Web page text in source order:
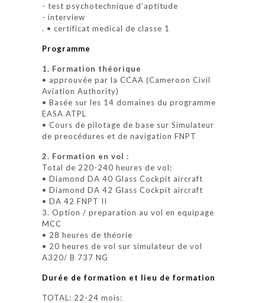
- test psychotechnique d’aptitude
- interview
. • certificat medical de classe 1
Programme
1. Formation théorique
• approuvée par la CCAA (Cameroon Civil
Aviation Authority)
• Basée sur les 14 domaines du programme
EASA ATPL
• Cours de pilotage de base sur Simulateur
de preocédures et de navigation FNPT
2. Formation en vol :
Total de 220-240 heures de vol:
• Diamond DA 40 Glass Cockpit aircraft
• Diamond DA 42 Glass Cockpit aircraft
• DA 42 FNPT II
3. Option / preparation au vol en equipage
MCC
• 28 heures de théorie
• 20 heures de vol sur simulateur de vol
A320/ B 737 NG
Durée de formation et lieu de formation
TOTAL: 22-24 mois: